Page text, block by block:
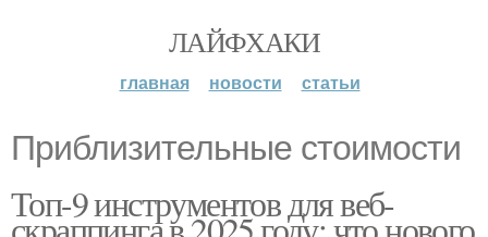
ЛАЙФХАКИ
главная новости статьи
Приблизительные стоимости
Топ-9 инструментов для веб-